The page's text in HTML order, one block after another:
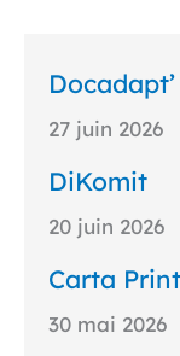
Docadapt’
27 juin 2026
DiKomit
20 juin 2026
Carta Print
30 mai 2026